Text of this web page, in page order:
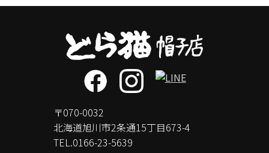
〒070-0032
北海道旭川市2条通15丁目673-4
TEL.0166-23-5639